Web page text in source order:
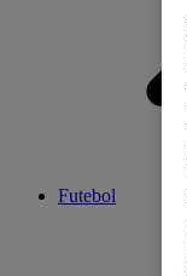
Futebol